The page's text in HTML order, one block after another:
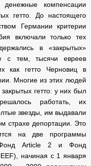
денежные компенсации
гетто. До настоящего
Германии критерии
включали только тех
в «закрытых»
с тем, тысячи евреев
как гетто Черновиц в
Многие из этих людей
гетто: у них был
работать, их
звезды, им выдавали
страхе депортации. Это
на две программы
Фонд Article 2 и Фонд
начиная с 1 января